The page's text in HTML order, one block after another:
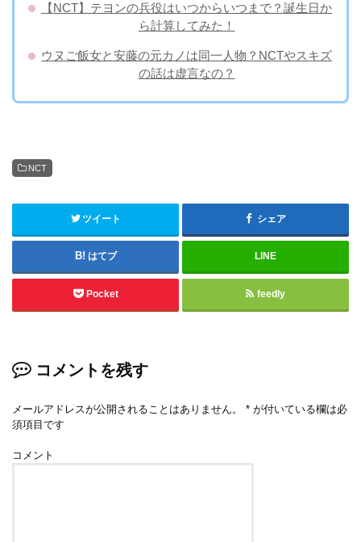
【NCT】テヨンの兵役はいつからいつまで？誕生日か
ら計算してみた！
ウヌご飯女と安藤の元カノは同一人物？NCTやスキズ
の話は虚言なの？
NCT
ツイート シェア
はてブ LINE
Pocket feedly
コメントを残す
メールアドレスが公開されることはありません。 * が付いている欄は必
須項目です
コメント